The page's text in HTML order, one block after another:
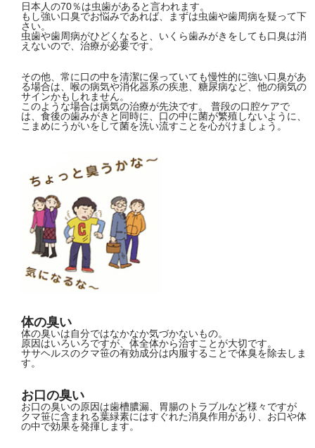
日本人の70％は虫歯があると言われます。
もし強い口臭でお悩みであれば、まずは虫歯や歯周病を疑って下
さい。
虫歯や歯周病がひどくなると、いくら歯みがきをしても口臭は消
えないので、治療が必要です。
その他、常に口の中を清潔に保っていても慢性的に強い口臭があ
る場合は、喉の病気や消化器系の疾患、糖尿病など、他の病気の
サインかもしれません。
このような場合は病気の治療が先決です。 普段の口腔ケアで
は、食後の歯みがきと同時に、口の中に菌が繁殖しないように、
こまめにうがいをして菌を洗い流すことを心がけましょう。
体の臭い
体の臭いは自分ではなかなか気づかないもの。
原因はいろいろですが、体全体から治すことが大切です。
ササヘルスのクマ笹の有効成分は内服することで体臭を除去しま
す。
お口の臭い
お口の臭いの原因は歯槽膿漏、胃腸のトラブルなど様々ですが
クマ笹に含まれる葉緑素にはすぐれた消臭作用があり、お口や体
の中で効果を発揮します。